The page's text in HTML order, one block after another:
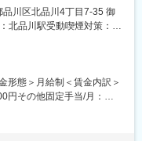
得いただくか、手当を支
器メーカーで、その長い歴
究施設において名前が広
（BtoB営業）
規システムの導入提案
グ
品川区北品川4丁目7-35 御
北品川駅受動喫煙対策：屋
業所
形態＞月給制＜賃金内訳＞
円その他固定手当/月：